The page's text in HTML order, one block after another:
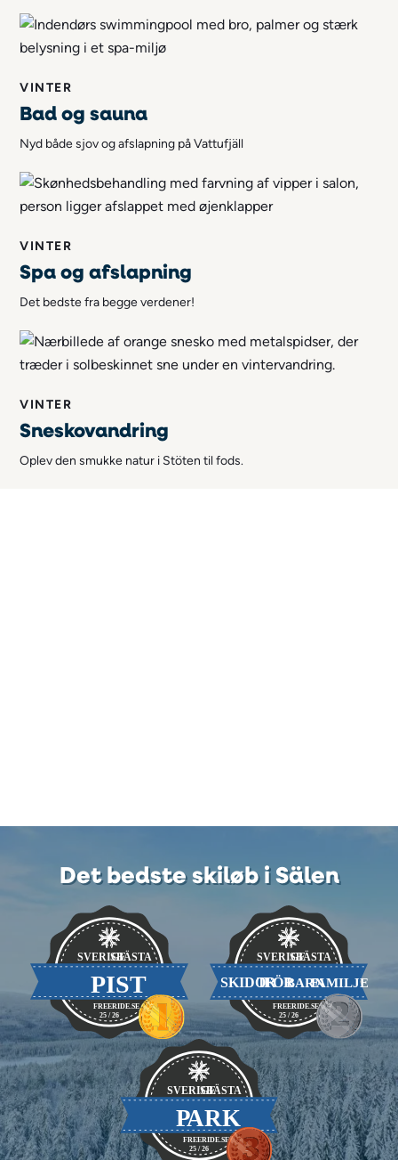
VINTER
Bad og sauna
Nyd både sjov og afslapning på Vattufjäll
VINTER
Spa og afslapning
Det bedste fra begge verdener!
VINTER
Sneskovandring
Oplev den smukke natur i Stöten til fods.
Det bedste skiløb i Sälen